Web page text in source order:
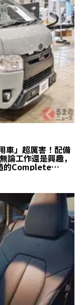
車」超厲害！配備
工作還是興趣，
的Complete